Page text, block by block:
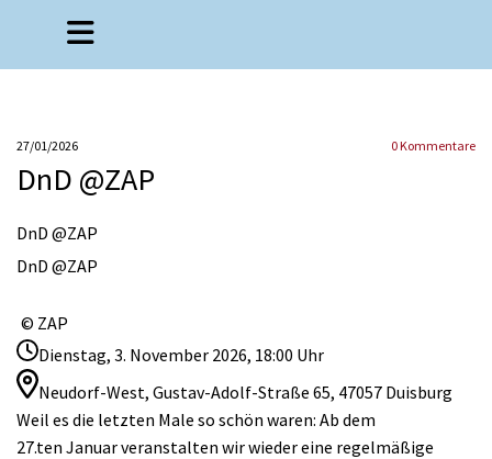
27/01/2026 0 Kommentare
DnD @ZAP
DnD @ZAP
DnD @ZAP
© ZAP
Dienstag, 3. November 2026, 18:00 Uhr
Neudorf-West, Gustav-Adolf-Straße 65, 47057 Duisburg
Weil es die letzten Male so schön waren: Ab dem
27.ten Januar veranstalten wir wieder eine regelmäßige